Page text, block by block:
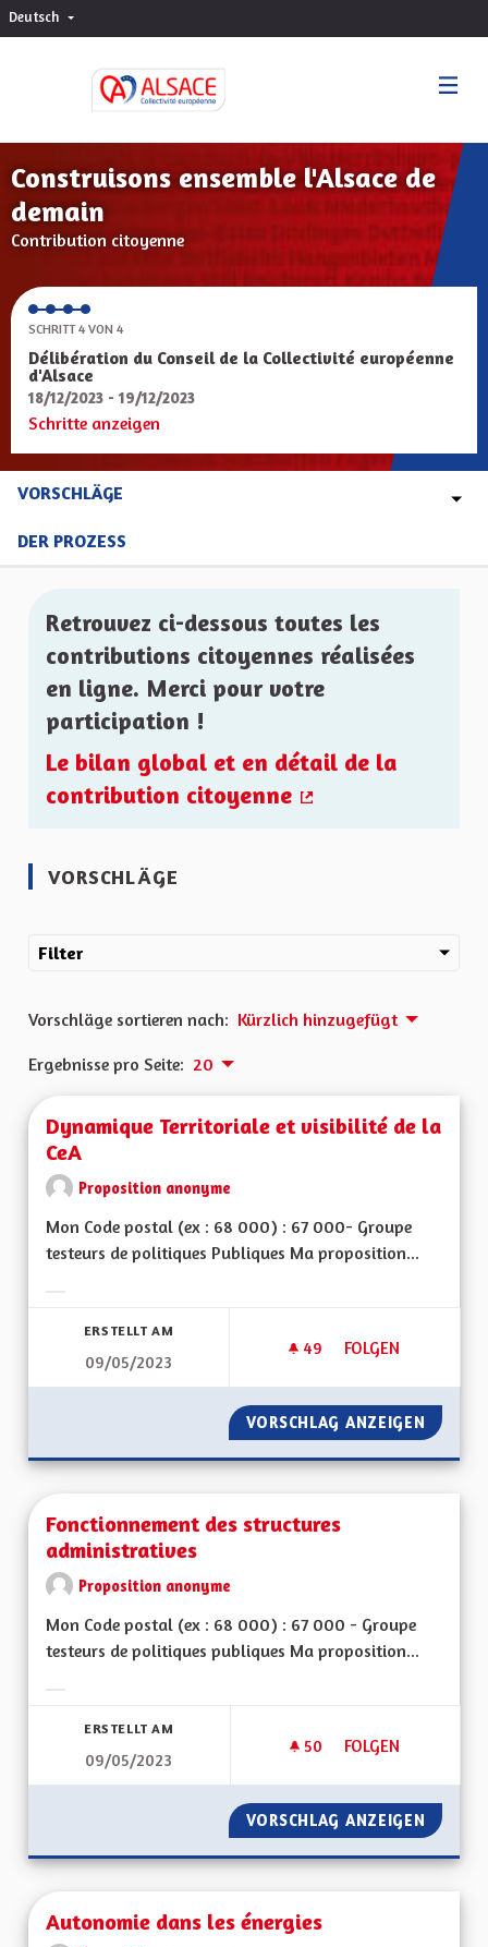
Deutsch Choisir la langue
Construisons ensemble l'Alsace de
demain
Contribution citoyenne
SCHRITT 4 VON 4
Délibération du Conseil de la Collectivité européenne
d'Alsace
18/12/2023 - 19/12/2023
Schritte anzeigen
VORSCHLÄGE
DER PROZESS
Retrouvez ci-dessous toutes les
contributions citoyennes réalisées
en ligne. Merci pour votre
participation !
Le bilan global et en détail de la
contribution citoyenne
VORSCHLÄGE
Filter
Vorschläge sortieren nach: Kürzlich hinzugefügt
Ergebnisse pro Seite: 20
Dynamique Territoriale et visibilité de la
CeA
Proposition anonyme
Mon Code postal (ex : 68 000) : 67 000- Groupe
testeurs de politiques Publiques Ma proposition...
ERSTELLT AM
09/05/2023
49 49 FOLLOWER
FOLGEN
DYNAMIQUE
VORSCHLAG ANZEIGEN
Fonctionnement des structures
administratives
Proposition anonyme
Mon Code postal (ex : 68 000) : 67 000 - Groupe
testeurs de politiques publiques Ma proposition...
ERSTELLT AM
09/05/2023
50 50 FOLLOWER
FOLGEN
VORSCHLAG ANZEIGEN
Autonomie dans les énergies